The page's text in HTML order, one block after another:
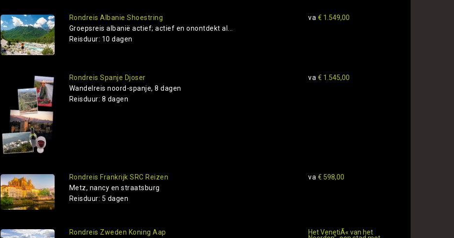
Rondreis Albanie Shoestring
Groepsreis albanië actief; actief en onontdekt al...
Reisduur: 10 dagen
va € 1.549,00
Rondreis Spanje Djoser
Wandelreis noord-spanje, 8 dagen
Reisduur: 8 dagen
va € 1.545,00
Rondreis Frankrijk SRC Reizen
Metz, nancy en straatsburg
Reisduur: 5 dagen
va € 598,00
Rondreis Zweden Koning Aap
Het VenetiÃ« van het